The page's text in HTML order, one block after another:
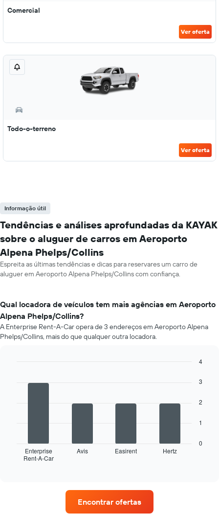
Comercial
Ver oferta
Todo-o-terreno
Ver oferta
Informação útil
Tendências e análises aprofundadas da KAYAK
sobre o aluguer de carros em Aeroporto
Alpena Phelps/Collins
Espreita as últimas tendências e dicas para reservares um carro de
aluguer em Aeroporto Alpena Phelps/Collins com confiança.
Qual locadora de veículos tem mais agências em Aeroporto
Alpena Phelps/Collins?
A Enterprise Rent-A-Car opera de 3 endereços em Aeroporto Alpena
Phelps/Collins, mais do que qualquer outra locadora.
seguinte
apresenta
Enterprise
Rent-A-Car
Avis Easirent Hertz
0
1
2
3
4
Encontrar ofertas